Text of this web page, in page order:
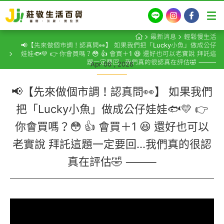
LINE InstagramFacebook
最新消息
輕鬆慢生活
📢【先來做個市調！認真問👀】 如果我們把「Lucky小魚」做成公仔
娃娃🐟💛 👉 你會買嗎？😳 👍 會買＋1 😆 還好也可以老實說 拜託這
題一定要回…我們真的很認真在評估🤣 ⸻
Apr 06 , 2026
📢【先來做個市調！認真問👀】 如果我們
把「Lucky小魚」做成公仔娃娃🐟💛 👉
你會買嗎？😳 👍 會買＋1 😆 還好也可以
老實說 拜託這題一定要回…我們真的很認
真在評估🤣 ⸻